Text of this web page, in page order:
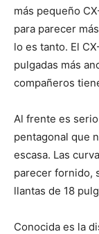
más pequeño
para parecer
lo es tanto. El
pulgadas más
compañeros
Al frente es
pentagonal que
escasa. Las
parecer fornido,
llantas de 18
Conocida es la